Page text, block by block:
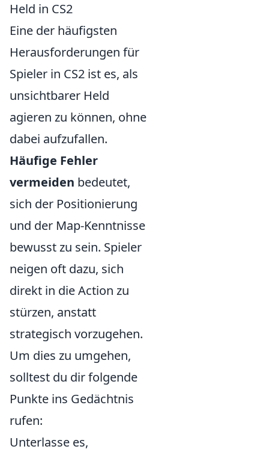
Held in CS2
Eine der häufigsten
Herausforderungen für
Spieler in CS2 ist es, als
unsichtbarer Held
agieren zu können, ohne
dabei aufzufallen.
Häufige Fehler
vermeiden bedeutet,
sich der Positionierung
und der Map-Kenntnisse
bewusst zu sein. Spieler
neigen oft dazu, sich
direkt in die Action zu
stürzen, anstatt
strategisch vorzugehen.
Um dies zu umgehen,
solltest du dir folgende
Punkte ins Gedächtnis
rufen:
Unterlasse es,